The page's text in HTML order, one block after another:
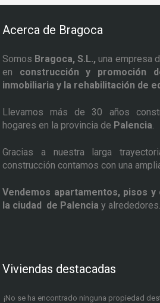
Acerca de Bragoca
Somos Bragoca, S.L.,una empresa
en construcción y promoción
inmobiliaria y la rehabilitación de
Llevamos más de 30 años
hogares en la provincia de Palencia.
Gracias a nuestra larga
construcción contamos con una
Vendemos apartamentos, pisos
la ciudad de Palencia y alrededores.
Viviendas destacadas
¡No se ha encontrado ninguna propiedad